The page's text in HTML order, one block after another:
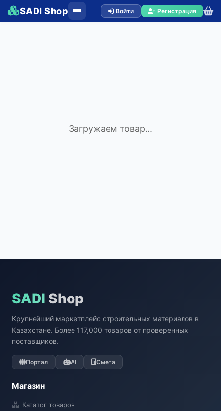
SADI Shop Войти Регистрация
Загружаем товар...
SADI Shop
Крупнейший маркетплейс строительных материалов в
Казахстане. Более 117,000 товаров от проверенных
поставщиков.
Портал AI Смета
Магазин
Каталог товаров